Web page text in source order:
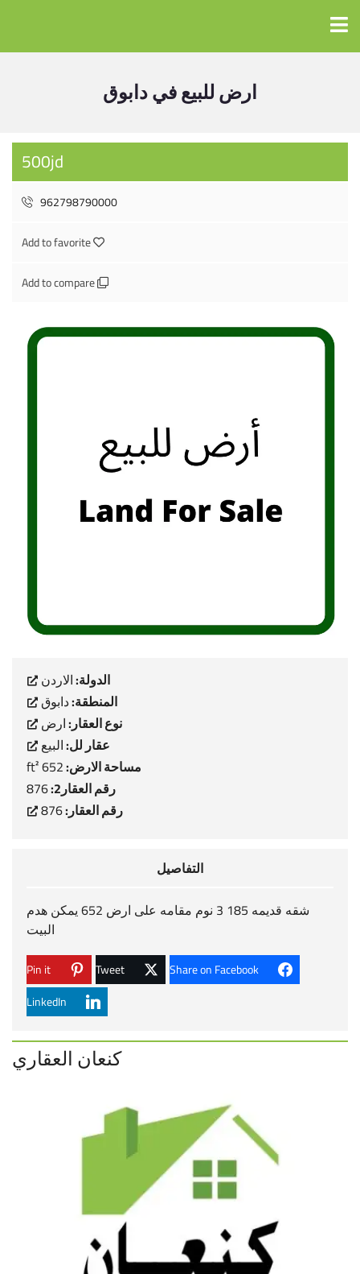
ارض للبيع في دابوق
500jd
962798790000
Add to favorite
Add to compare
الدولة:الاردن
المنطقة:دابوق
نوع العقار:ارض
عقار لل:البيع
مساحة الارض:652 ft²
رقم العقار2: 876
رقم العقار:876
التفاصيل
شقه قديمه 185 3 نوم مقامه على ارض 652 يمكن هدم
البيت
Share on Facebook
Tweet
Pin it
LinkedIn
كنعان العقاري